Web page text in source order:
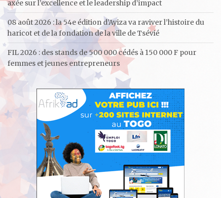
axée sur l’excellence et le leadership d’impact
08 août 2026 : la 54e édition d’Ayiza va raviver l’histoire du
haricot et de la fondation de la ville de Tsévié
FIL 2026 : des stands de 500 000 cédés à 150 000 F pour
femmes et jeunes entrepreneurs